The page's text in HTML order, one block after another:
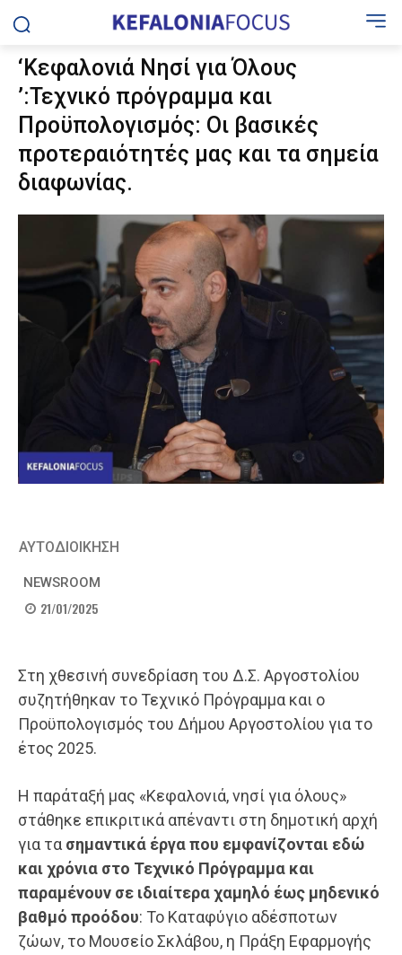
‘Κεφαλονιά Νησί για Όλους
’:Τεχνικό πρόγραμμα και
Προϋπολογισμός: Οι βασικές
προτεραιότητές μας και τα σημεία
διαφωνίας.
ΑΥΤΟΔΙΟΙΚΗΣΗ
NEWSROOM
21/01/2025
Στη χθεσινή συνεδρίαση του Δ.Σ. Αργοστολίου
συζητήθηκαν το Τεχνικό Πρόγραμμα και ο
Προϋπολογισμός του Δήμου Αργοστολίου για το
έτος 2025.
Η παράταξή μας «Κεφαλονιά, νησί για όλους»
στάθηκε επικριτικά απέναντι στη δημοτική αρχή
για τα σημαντικά έργα που εμφανίζονται εδώ
και χρόνια στο Τεχνικό Πρόγραμμα και
παραμένουν σε ιδιαίτερα χαμηλό έως μηδενικό
βαθμό προόδου: Το Καταφύγιο αδέσποτων
ζώων, το Μουσείο Σκλάβου, η Πράξη Εφαρμογής